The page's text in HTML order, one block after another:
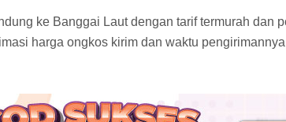
ke Banggai Laut dengan tarif termurah dan
harga ongkos kirim dan waktu